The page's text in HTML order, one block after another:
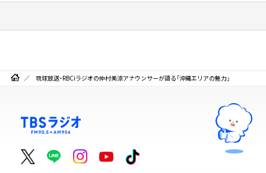
琉球放送・RBCiラジオの仲村美涼アナウンサーが語る「沖縄エリアの魅力」